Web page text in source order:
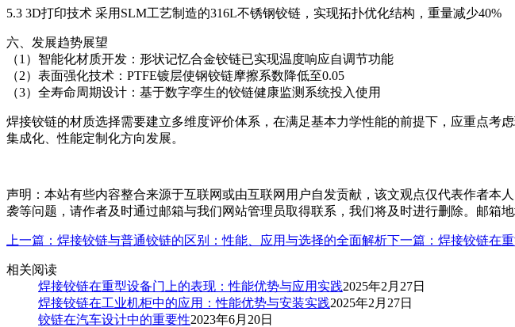
5.3 3D打印技术 采用SLM工艺制造的316L不锈钢铰链，实现拓扑优化结构，重量减少40%
六、发展趋势展望
（1）智能化材质开发：形状记忆合金铰链已实现温度响应自调节功能
（2）表面强化技术：PTFE镀层使钢铰链摩擦系数降低至0.05
（3）全寿命周期设计：基于数字孪生的铰链健康监测系统投入使用
焊接铰链的材质选择需要建立多维度评价体系，在满足基本力学性能的前提下，应重点
集成化、性能定制化方向发展。
声明：本站有些内容整合来源于互联网或由互联网用户自发贡献，该文观点仅代表作者
袭等问题，请作者及时通过邮箱与我们网站管理员取得联系，我们将及时进行删除。邮箱地
上一篇：焊接铰链与普通铰链的区别：性能、应用与选择的全面解析下一篇：焊接铰链在
相关阅读
焊接铰链在重型设备门上的表现：性能优势与应用实践2025年2月27日
焊接铰链在工业机柜中的应用：性能优势与安装实践2025年2月27日
铰链在汽车设计中的重要性2023年6月20日